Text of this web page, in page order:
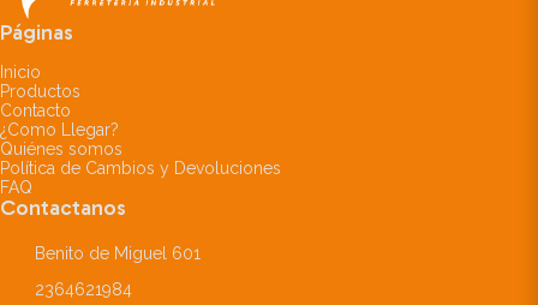
Páginas
Inicio
Productos
Contacto
¿Como Llegar?
Quiénes somos
Política de Cambios y Devoluciones
FAQ
Contactanos
Benito de Miguel 601
2364621984